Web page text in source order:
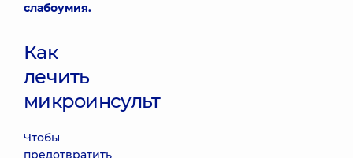
слабоумия.
Как
лечить
микроинсульт
Чтобы
предотвратить